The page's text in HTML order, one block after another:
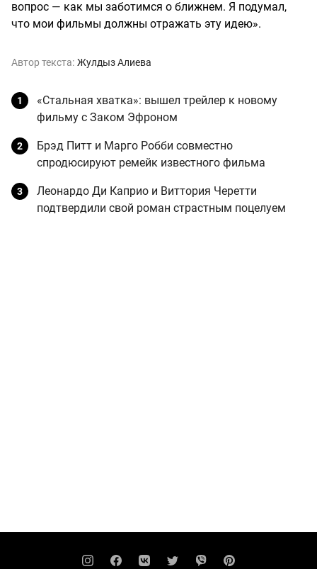
вопрос — как мы заботимся о ближнем. Я подумал,
что мои фильмы должны отражать эту идею».
Автор текста: Жулдыз Алиева
«Стальная хватка»: вышел трейлер к новому
фильму с Заком Эфроном
Брэд Питт и Марго Робби совместно
спродюсируют ремейк известного фильма
Леонардо Ди Каприо и Виттория Черетти
подтвердили свой роман страстным поцелуем